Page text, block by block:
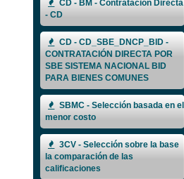
CD - BM - Contratación Directa
- CD
CD - CD_SBE_DNCP_BID -
CONTRATACIÓN DIRECTA POR
SBE SISTEMA NACIONAL BID
PARA BIENES COMUNES
SBMC - Selección basada en el
menor costo
3CV - Selección sobre la base
la comparación de las
calificaciones